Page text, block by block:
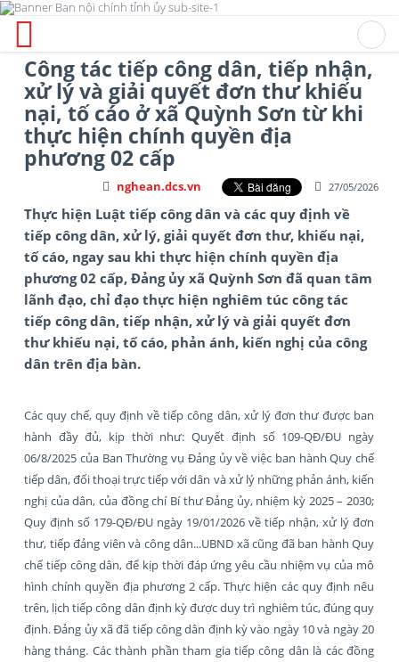
Công tác tiếp công dân, tiếp nhận,
xử lý và giải quyết đơn thư khiếu
nại, tố cáo ở xã Quỳnh Sơn từ khi
thực hiện chính quyền địa
phương 02 cấp
27/05/2026
nghean.dcs.vn
Thực hiện Luật tiếp công dân và các quy định về
tiếp công dân, xử lý, giải quyết đơn thư, khiếu nại,
tố cáo, ngay sau khi thực hiện chính quyền địa
phương 02 cấp, Đảng ủy xã Quỳnh Sơn đã quan tâm
lãnh đạo, chỉ đạo thực hiện nghiêm túc công tác
tiếp công dân, tiếp nhận, xử lý và giải quyết đơn
thư khiếu nại, tố cáo, phản ánh, kiến nghị của công
dân trên địa bàn.
Các quy chế, quy định về tiếp công dân, xử lý đơn thư được ban
hành đầy đủ, kịp thời như: Quyết định số 109-QĐ/ĐU ngày
06/8/2025 của Ban Thường vụ Đảng ủy về việc ban hành Quy chế
tiếp dân, đối thoại trực tiếp với dân và xử lý những phản ánh, kiến
nghị của dân, của đồng chí Bí thư Đảng ủy, nhiệm kỳ 2025 – 2030;
Quy định số 179-QĐ/ĐU ngày 19/01/2026 về tiếp nhận, xử lý đơn
thư, tiếp đảng viên và công dân...UBND xã cũng đã ban hành Quy
chế tiếp công dân, để kịp thời đáp ứng yêu cầu nhiệm vụ của mô
hình chính quyền địa phương 2 cấp. Thực hiện các quy định nêu
trên, lịch tiếp công dân định kỳ được duy trì nghiêm túc, đúng quy
định. Đảng ủy xã đã tiếp công dân định kỳ vào ngày 10 và ngày 20
hàng tháng. Các thành phần tham gia tiếp công dân là các đồng